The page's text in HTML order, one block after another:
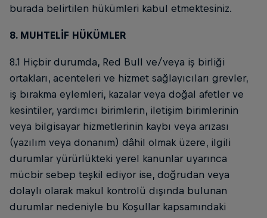
burada belirtilen hükümleri kabul etmektesiniz.
8. MUHTELİF HÜKÜMLER
8.1 Hiçbir durumda, Red Bull ve/veya iş birliği
ortakları, acenteleri ve hizmet sağlayıcıları grevler,
iş bırakma eylemleri, kazalar veya doğal afetler ve
kesintiler, yardımcı birimlerin, iletişim birimlerinin
veya bilgisayar hizmetlerinin kaybı veya arızası
(yazılım veya donanım) dâhil olmak üzere, ilgili
durumlar yürürlükteki yerel kanunlar uyarınca
mücbir sebep teşkil ediyor ise, doğrudan veya
dolaylı olarak makul kontrolü dışında bulunan
durumlar nedeniyle bu Koşullar kapsamındaki